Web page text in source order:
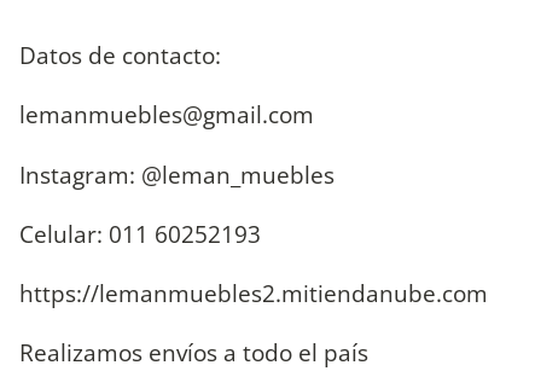
Datos de contacto:
lemanmuebles@gmail.com
Instagram: @leman_muebles
Celular: 011 60252193
https://lemanmuebles2.mitiendanube.com
Realizamos envíos a todo el país